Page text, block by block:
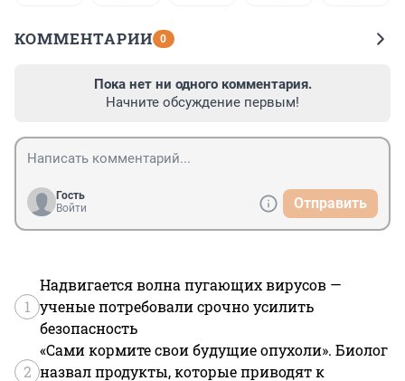
КОММЕНТАРИИ 0
Пока нет ни одного комментария.
Начните обсуждение первым!
Гость
Войти
Отправить
1
Надвигается волна пугающих вирусов —
ученые потребовали срочно усилить
безопасность
2
«Сами кормите свои будущие опухоли». Биолог
назвал продукты, которые приводят к